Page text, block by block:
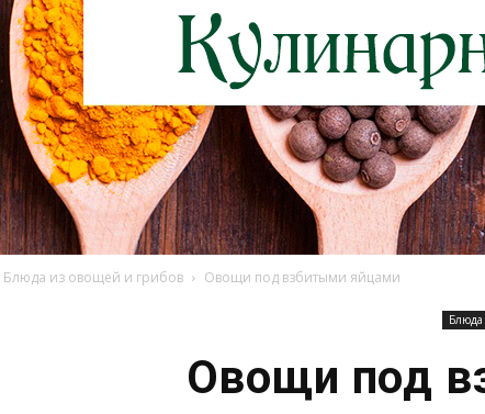
Блюда из овощей и грибов Овощи под взбитыми яйцами
Блюда
Овощи под